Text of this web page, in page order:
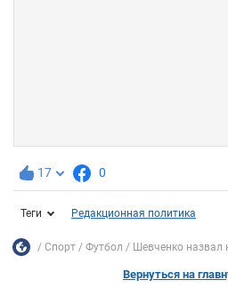
17 0
Теги Редакционная политика
Спорт Футбол Шевченко назвал
Вернуться на